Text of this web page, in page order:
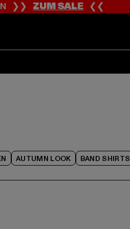
❯❯ZUM SALE❮❮
AUTUMN LOOK BAND SHIRTS